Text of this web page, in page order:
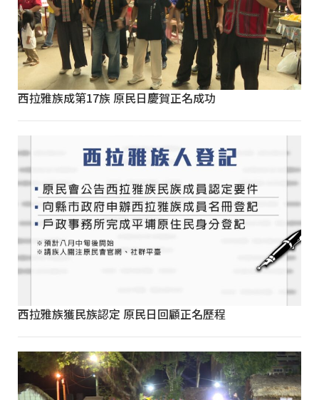
西拉雅族成第17族 原民日慶賀正名成功
西拉雅族獲民族認定 原民日回顧正名歷程